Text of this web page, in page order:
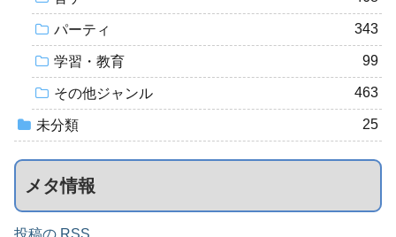
パーティ 343
学習・教育 99
その他ジャンル 463
未分類 25
メタ情報